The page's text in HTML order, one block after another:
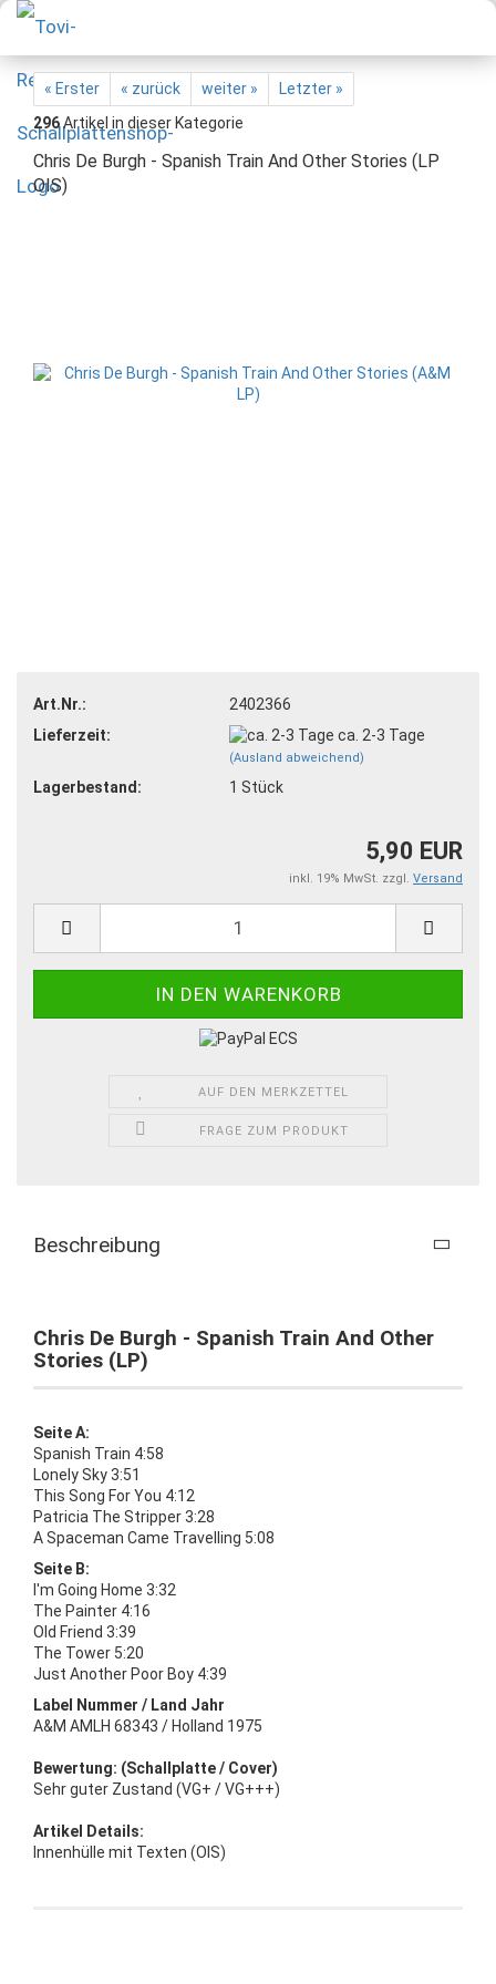
« Erster « zurück weiter »
Letzter »
296Artikel in dieser Kategorie
Chris De Burgh - Spanish Train And Other Stories (LP
OIS)
Art.Nr.:
2402366
Lieferzeit:
ca. 2-3 Tage
(Ausland abweichend)
Lagerbestand: 1 Stück
5,90 EUR
inkl. 19% MwSt. zzgl. Versand
AUF DEN MERKZETTEL
FRAGE ZUM PRODUKT
Beschreibung
Chris De Burgh - Spanish Train And Other
Stories (LP)
Seite A:
Spanish Train 4:58
Lonely Sky 3:51
This Song For You 4:12
Patricia The Stripper 3:28
A Spaceman Came Travelling 5:08
Seite B:
I'm Going Home 3:32
The Painter 4:16
Old Friend 3:39
The Tower 5:20
Just Another Poor Boy 4:39
Label Nummer / Land Jahr
A&M AMLH 68343 / Holland 1975
Bewertung: (Schallplatte / Cover)
Sehr guter Zustand (VG+ / VG+++)
Artikel Details:
Innenhülle mit Texten (OIS)